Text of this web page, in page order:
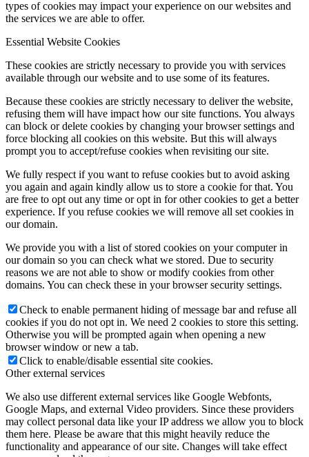
types of cookies may impact your experience on our websites and
the services we are able to offer.
Essential Website Cookies
These cookies are strictly necessary to provide you with services
available through our website and to use some of its features.
Because these cookies are strictly necessary to deliver the website,
refusing them will have impact how our site functions. You always
can block or delete cookies by changing your browser settings and
force blocking all cookies on this website. But this will always
prompt you to accept/refuse cookies when revisiting our site.
We fully respect if you want to refuse cookies but to avoid asking
you again and again kindly allow us to store a cookie for that. You
are free to opt out any time or opt in for other cookies to get a better
experience. If you refuse cookies we will remove all set cookies in
our domain.
We provide you with a list of stored cookies on your computer in
our domain so you can check what we stored. Due to security
reasons we are not able to show or modify cookies from other
domains. You can check these in your browser security settings.
Check to enable permanent hiding of message bar and refuse all
cookies if you do not opt in. We need 2 cookies to store this setting.
Otherwise you will be prompted again when opening a new
browser window or new a tab.
Click to enable/disable essential site cookies.
Other external services
We also use different external services like Google Webfonts,
Google Maps, and external Video providers. Since these providers
may collect personal data like your IP address we allow you to block
them here. Please be aware that this might heavily reduce the
functionality and appearance of our site. Changes will take effect